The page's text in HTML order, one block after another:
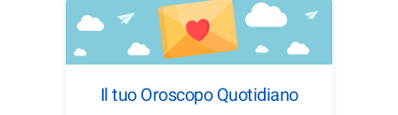
Il tuo Oroscopo Quotidiano